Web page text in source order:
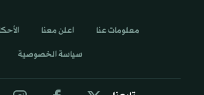
معلومات عنا اعلن معنا
سياسة الخصوصية